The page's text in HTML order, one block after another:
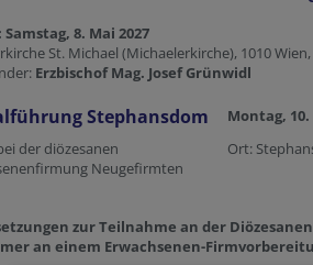
8. Mai 2027
St. Michael (Michaelerkirche), 1010
Erzbischof Mag. Josef Grünwidl
Stephansdom
Montag, 10.
der diözesanen
Neugefirmten
Ort:
zur Teilnahme an der
an einem Erwachsenen-